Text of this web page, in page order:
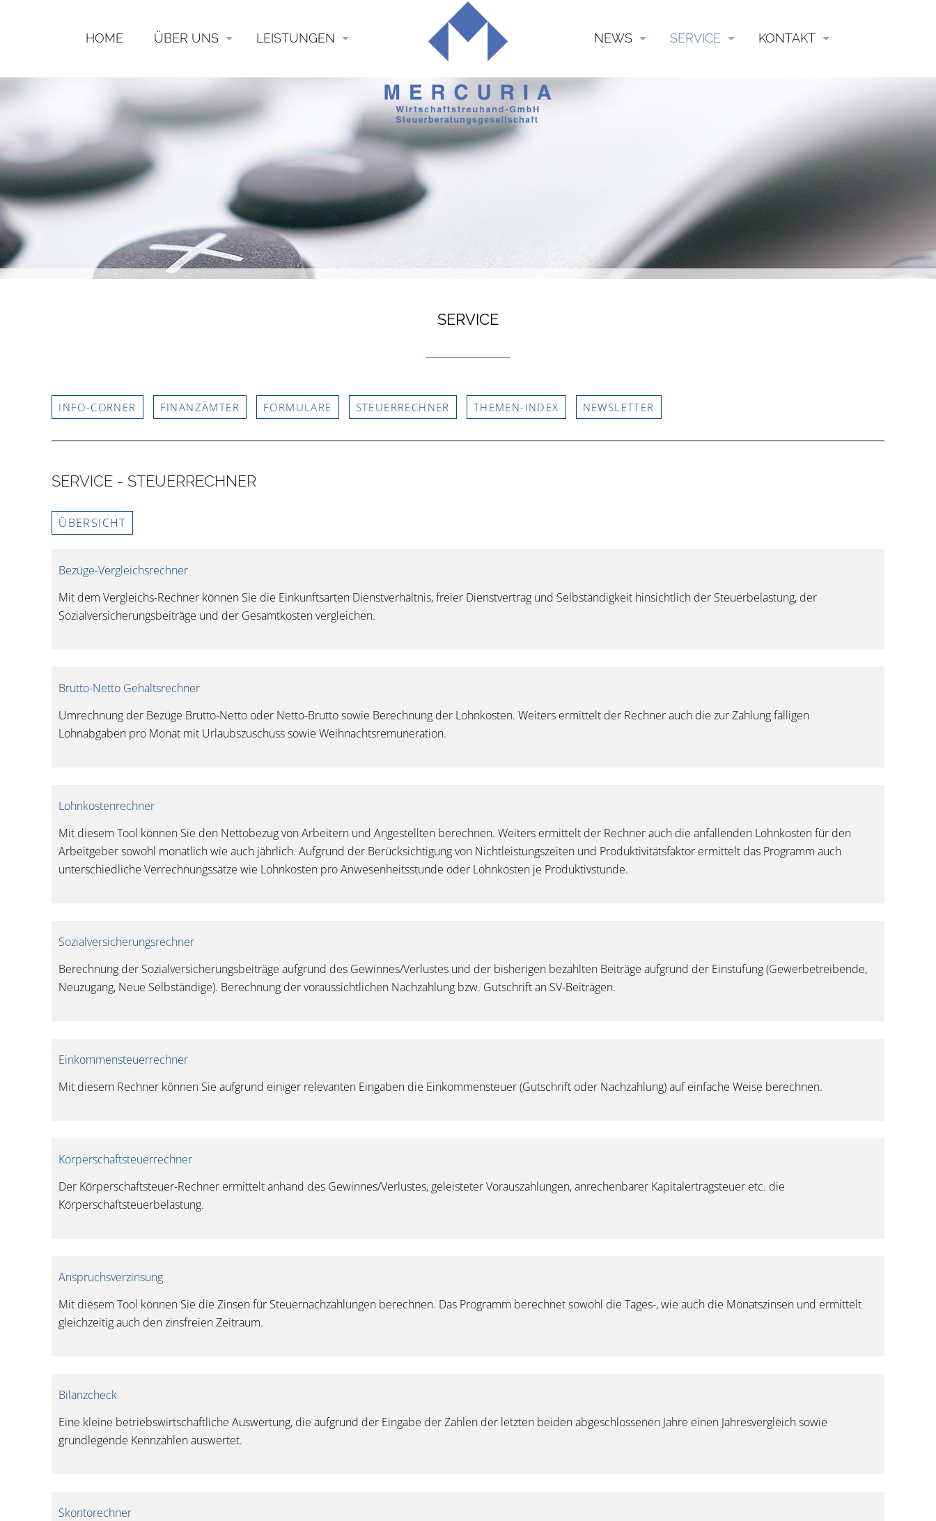
HOME ÜBER UNS LEISTUNGEN NEWS SERVICE KONTAKT
SERVICE
INFO-CORNER FINANZÄMTER FORMULARE STEUERRECHNER THEMEN-INDEX NEWSLETTER
SERVICE - STEUERRECHNER
ÜBERSICHT
Bezüge-Vergleichsrechner
Mit dem Vergleichs-Rechner können Sie die Einkunftsarten Dienstverhältnis, freier Dienstvertrag und Selbständigkeit hinsichtlich der Steuerbelastung, der
Sozialversicherungsbeiträge und der Gesamtkosten vergleichen.
Brutto-Netto Gehaltsrechner
Umrechnung der Bezüge Brutto-Netto oder Netto-Brutto sowie Berechnung der Lohnkosten. Weiters ermittelt der Rechner auch die zur Zahlung fälligen
Lohnabgaben pro Monat mit Urlaubszuschuss sowie Weihnachtsremuneration.
Lohnkostenrechner
Mit diesem Tool können Sie den Nettobezug von Arbeitern und Angestellten berechnen. Weiters ermittelt der Rechner auch die anfallenden Lohnkosten für den
Arbeitgeber sowohl monatlich wie auch jährlich. Aufgrund der Berücksichtigung von Nichtleistungszeiten und Produktivitätsfaktor ermittelt das Programm auch
unterschiedliche Verrechnungssätze wie Lohnkosten pro Anwesenheitsstunde oder Lohnkosten je Produktivstunde.
Sozialversicherungsrechner
Berechnung der Sozialversicherungsbeiträge aufgrund des Gewinnes/Verlustes und der bisherigen bezahlten Beiträge aufgrund der Einstufung (Gewerbetreibende,
Neuzugang, Neue Selbständige). Berechnung der voraussichtlichen Nachzahlung bzw. Gutschrift an SV-Beiträgen.
Einkommensteuerrechner
Mit diesem Rechner können Sie aufgrund einiger relevanten Eingaben die Einkommensteuer (Gutschrift oder Nachzahlung) auf einfache Weise berechnen.
Körperschaftsteuerrechner
Der Körperschaftsteuer-Rechner ermittelt anhand des Gewinnes/Verlustes, geleisteter Vorauszahlungen, anrechenbarer Kapitalertragsteuer etc. die
Körperschaftsteuerbelastung.
Anspruchsverzinsung
Mit diesem Tool können Sie die Zinsen für Steuernachzahlungen berechnen. Das Programm berechnet sowohl die Tages-, wie auch die Monatszinsen und ermittelt
gleichzeitig auch den zinsfreien Zeitraum.
Bilanzcheck
Eine kleine betriebswirtschaftliche Auswertung, die aufgrund der Eingabe der Zahlen der letzten beiden abgeschlossenen Jahre einen Jahresvergleich sowie
grundlegende Kennzahlen auswertet.
Skontorechner